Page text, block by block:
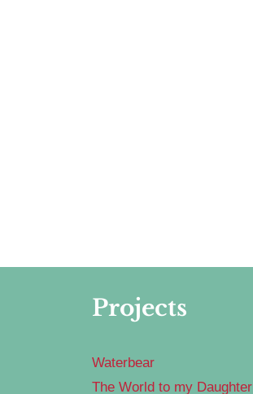
Projects
Waterbear
The World to my Daughter